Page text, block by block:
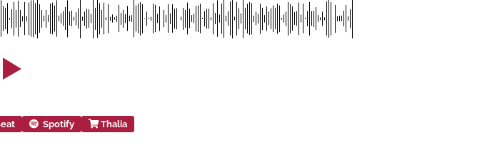
Spotify Thalia